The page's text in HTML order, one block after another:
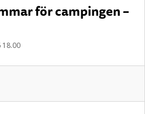
för campingen –
18.00